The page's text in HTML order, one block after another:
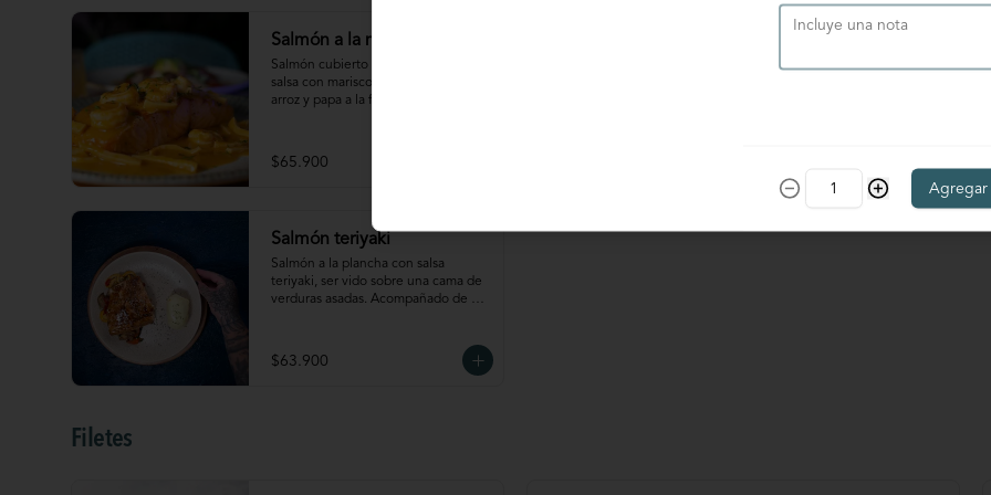
Salmón a la marinera
Salmón cubierto con una deliciosa
salsa con mariscos. Acompañado de
arroz y papa a la francesa.
$65.900
Salmón en salsa de coco, servido
Salmón teriyaki
Salmón a la plancha con salsa
teriyaki, ser vido sobre una cama de
verduras asadas. Acompañado de
$63.900
Filetes
Agregar